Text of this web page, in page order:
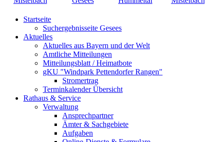
Startseite
Suchergebnisseite Gesees
Aktuelles
Aktuelles aus Bayern und der Welt
Amtliche Mitteilungen
Mitteilungsblatt / Heimatbote
gKU "Windpark Pettendorfer Rangen"
Stromertrag
Terminkalender Übersicht
Rathaus & Service
Verwaltung
Ansprechpartner
Ämter & Sachgebiete
Aufgaben